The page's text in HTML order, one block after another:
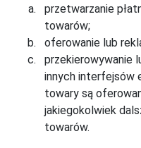
przetwarzanie
towarów;
oferowanie lub
przekierowywanie
innych interfejsów
towary są
jakiegokolwiek
towarów.